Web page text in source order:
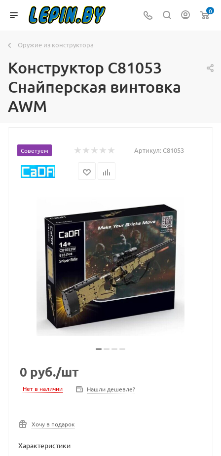
0
Оружие из конструктора
Конструктор C81053
Снайперская винтовка
AWM
Советуем Артикул:C81053
0 руб./шт
Нет в наличии Нашли дешевле?
Хочу в подарок
Характеристики